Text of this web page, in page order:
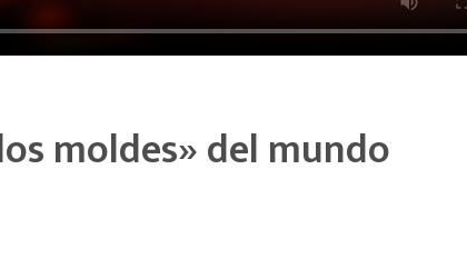
moldes» del mundo